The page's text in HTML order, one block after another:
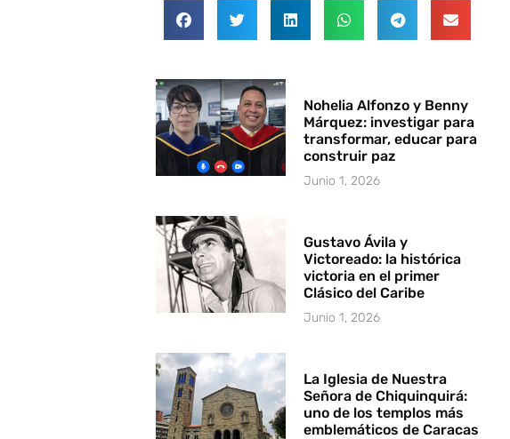
Nohelia Alfonzo y Benny
Márquez: investigar para
transformar, educar para
construir paz
Junio 1, 2026
Gustavo Ávila y
Victoreado: la histórica
victoria en el primer
Clásico del Caribe
Junio 1, 2026
La Iglesia de Nuestra
Señora de Chiquinquirá:
uno de los templos más
emblemáticos de Caracas